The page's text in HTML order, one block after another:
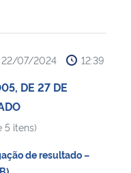
22/07/2024 12:39
DE 27 DE
5 itens)
de resultado –